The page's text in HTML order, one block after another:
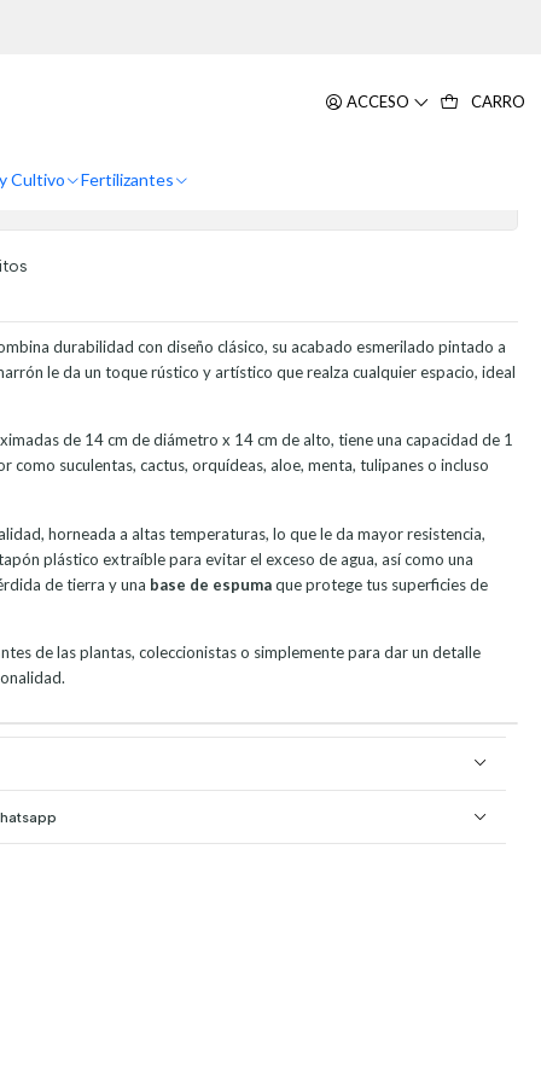
ACCESO CARRO
Cultivo Fertilizantes
Diseño Esmerilado 14cm
durabilidad con diseño clásico, su acabado esmerilado pintado a
le da un toque rústico y artístico que realza cualquier espacio, ideal
de 14 cm de diámetro x 14 cm de alto, tiene una capacidad de 1
suculentas, cactus, orquídeas, aloe, menta, tulipanes o incluso
horneada a altas temperaturas, lo que le da mayor resistencia,
plástico extraíble para evitar el exceso de agua, así como una
de tierra y una base de espumaque protege tus superficies de
de las plantas, coleccionistas o simplemente para dar un detalle